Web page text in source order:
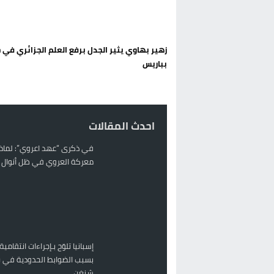
زهير بهاوي يثير الجدل برفع العلم الجزائري
بباريس
احدث المقالات
في ذكرى “عهد اعروي”:
معركة العروي في ظل
إسبانيا تلوّح بـإجراءات
بسبب الضوابط الحدودية